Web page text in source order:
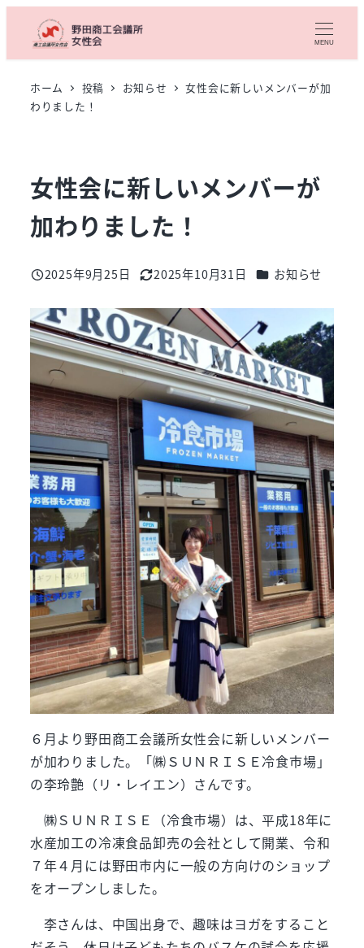
ン
MENU
ホーム 投稿 お知らせ
女性会に新しいメンバーが加
わりました！
女性会に新しいメンバーが
加わりました！
投稿日
2025年9月25日
更新日
2025年10月31日 カテゴリー
お知らせ
６月より野田商工会議所女性会に新しいメンバー
が加わりました。「㈱ＳＵＮＲＩＳＥ冷食市場」
の李玲艶（リ・レイエン）さんです。
㈱ＳＵＮＲＩＳＥ（冷食市場）は、平成18年に
水産加工の冷凍食品卸売の会社として開業、令和
７年４月には野田市内に一般の方向けのショップ
をオープンしました。
李さんは、中国出身で、趣味はヨガをすること